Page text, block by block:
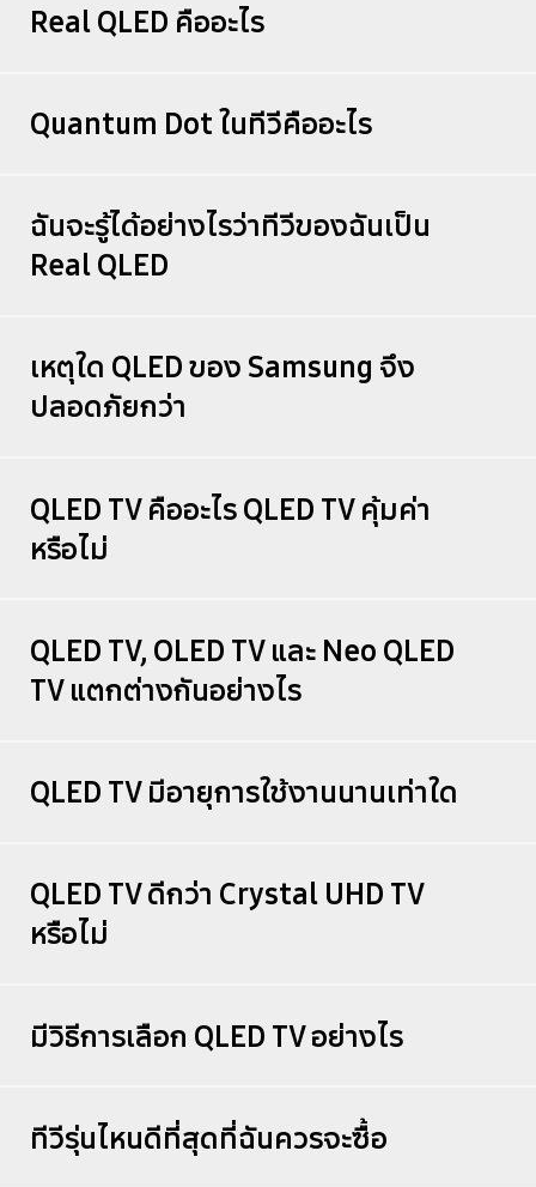
Real QLED คืออะไร
Quantum Dot ในทีวีคืออะไร
ฉันจะรู้ได้อย่างไรว่าทีวีของฉันเป็น
Real QLED
เหตุใด QLED ของ Samsung จึง
ปลอดภัยกว่า
QLED TV คืออะไร QLED TV คุ้มค่า
หรือไม่
QLED TV, OLED TV และ Neo QLED
TV แตกต่างกันอย่างไร
QLED TV มีอายุการใช้งานนานเท่าใด
QLED TV ดีกว่า Crystal UHD TV
หรือไม่
มีวิธีการเลือก QLED TV อย่างไร
ทีวีรุ่นไหนดีที่สุดที่ฉันควรจะซื้อ